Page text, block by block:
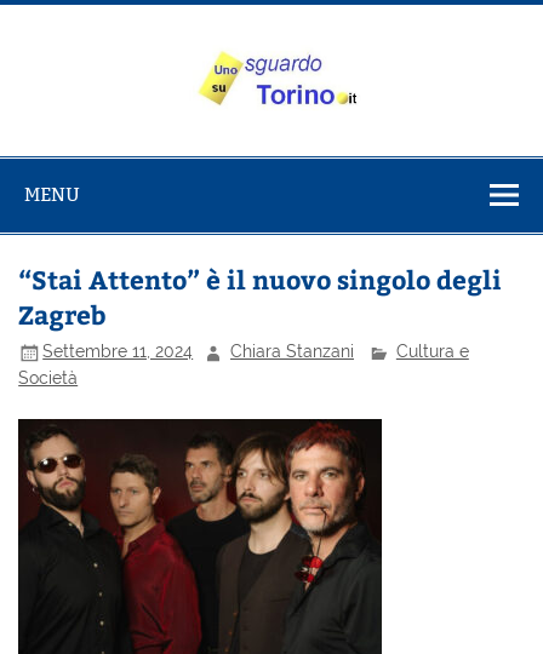
Salta
su Torino
MENU
“Stai Attento” è il nuovo singolo degli
Zagreb
Settembre 11, 2024 Chiara Stanzani
Cultura e
Società